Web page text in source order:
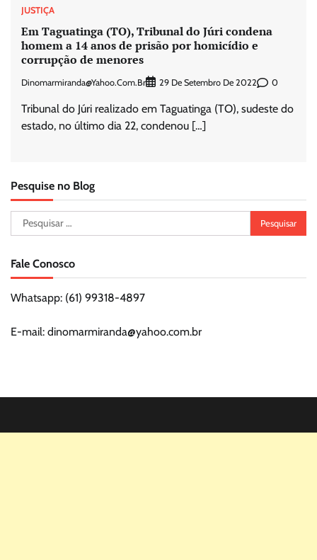
JUSTIÇA
Em Taguatinga (TO), Tribunal do Júri condena
homem a 14 anos de prisão por homicídio e
corrupção de menores
Dinomarmiranda@yahoo.com.br 29 De Setembro De 2022 0
Tribunal do Júri realizado em Taguatinga (TO), sudeste do
estado, no último dia 22, condenou […]
Pesquise no Blog
Pesquisar
por:
Fale Conosco
Whatsapp: (61) 99318-4897
E-mail: dinomarmiranda@yahoo.com.br